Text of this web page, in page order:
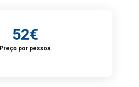
52€
Preço por pessoa